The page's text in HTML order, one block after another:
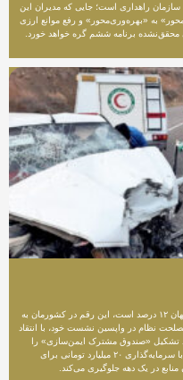
راهداری است؛ جایی که مدیران این
به «بهره‌وری‌محور» و رفع موانع ارزی
محقق‌نشده برنامه ششم گره خواهد خورد.
در حالی که سهم تصادفات از مرگ‌های غیرطبیعی در جهان ۱۲ درصد است، این رقم در کشورمان به
نظام در واپسین نشست خود، با انتقاد
تشکیل «صندوق مشترک ایمن‌سازی» را
روی میز گذاشت ؛ صندوقی که محاسبات نشان می‌دهد با سرمایه‌گذاری ۲۰ میلیارد تومانی برای